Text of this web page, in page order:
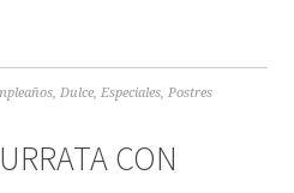
,Dulce,Especiales,Postres
CON